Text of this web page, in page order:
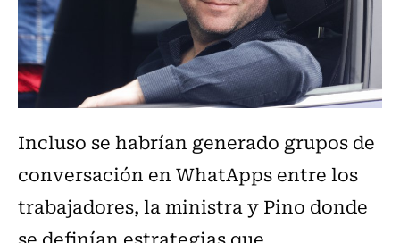
Incluso se habrían generado grupos de
conversación en WhatApps entre los
trabajadores, la ministra y Pino donde